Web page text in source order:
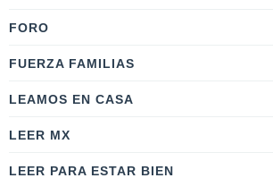
FORO
FUERZA FAMILIAS
LEAMOS EN CASA
LEER MX
LEER PARA ESTAR BIEN